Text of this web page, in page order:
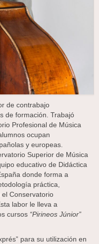
de contrabajo
de formación. Trabajó
Profesional de Música
ocupan
y europeas.
Superior de Música
educativo de Didáctica
donde forma a
práctica,
Conservatorio
labor le lleva a
cursos “Pirineos Júnior”
para su utilización en